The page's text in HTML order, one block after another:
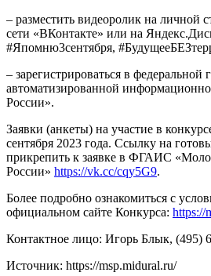
– разместить видеоролик на личной
сети «ВКонтакте» или на
#Япомню3сентября,
– зарегистрироваться в федеральной
автоматизированной
России».
Заявки (анкеты) на участие в
сентября 2023 года. Ссылку на
прикрепить к заявке в ФГАИС
России» https://vk.cc/cqy5G9.
Более подробно ознакомиться с
официальном сайте Конкурса: https://
Контактное лицо: Игорь Блык, (495)
Источник: https://msp.midural.ru/